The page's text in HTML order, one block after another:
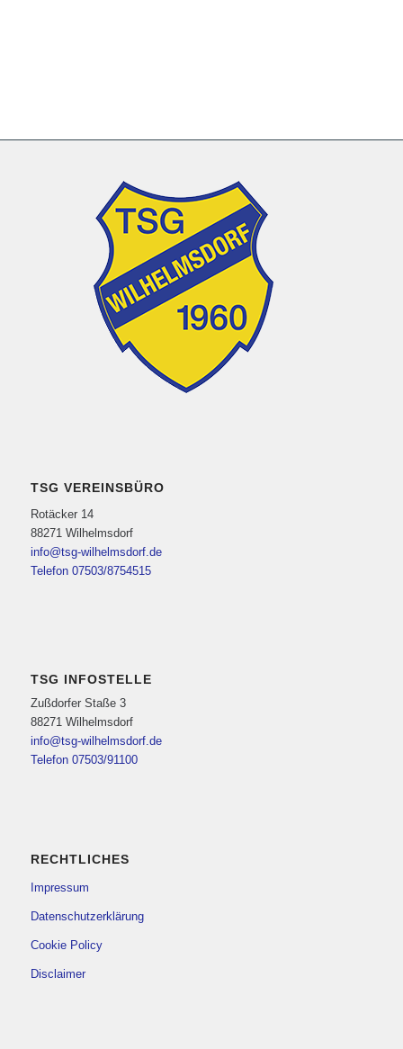
TSG VEREINSBÜRO
Rotäcker 14
88271 Wilhelmsdorf
info@tsg-wilhelmsdorf.de
Telefon 07503/8754515
TSG INFOSTELLE
Zußdorfer Staße 3
88271 Wilhelmsdorf
info@tsg-wilhelmsdorf.de
Telefon 07503/91100
RECHTLICHES
Impressum
Datenschutzerklärung
Cookie Policy
Disclaimer